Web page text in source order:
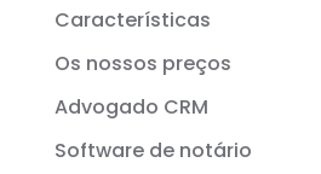
Características
Os nossos preços
Advogado CRM
Software de notário